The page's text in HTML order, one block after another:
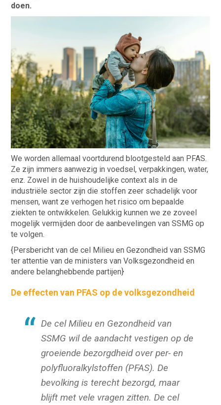
doen.
We worden allemaal voortdurend blootgesteld aan PFAS.
Ze zijn immers aanwezig in voedsel, verpakkingen, water,
enz. Zowel in de huishoudelijke context als in de
industriële sector zijn die stoffen zeer schadelijk voor
mensen, want ze verhogen het risico om bepaalde
ziekten te ontwikkelen. Gelukkig kunnen we ze zoveel
mogelijk vermijden door de aanbevelingen van SSMG op
te volgen.
{Persbericht van de cel Milieu en Gezondheid van SSMG
ter attentie van de ministers van Volksgezondheid en
andere belanghebbende partijen}
De effecten van PFAS op de volksgezondheid
De cel Milieu en Gezondheid van
SSMG wil de aandacht vestigen op de
groeiende bezorgdheid over per- en
polyfluoralkylstoffen (PFAS). De
bevolking is terecht bezorgd, maar
blijft met vele vragen zitten. De cel